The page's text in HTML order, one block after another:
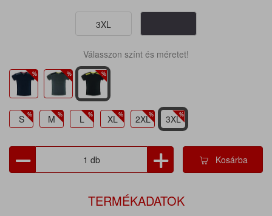
3XL
Válasszon színt és méretet!
S M L XL 2XL 3XL
Kosárba
TERMÉKADATOK